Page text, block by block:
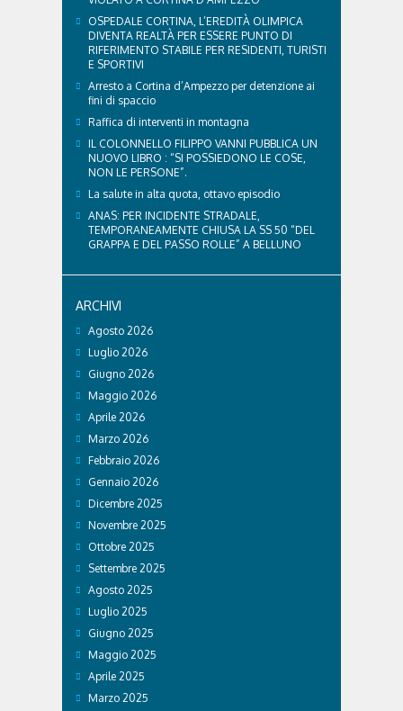
OSPEDALE CORTINA, L’EREDITÀ OLIMPICA
DIVENTA REALTÀ PER ESSERE PUNTO DI
RIFERIMENTO STABILE PER RESIDENTI, TURISTI
E SPORTIVI
Arresto a Cortina d’Ampezzo per detenzione ai
fini di spaccio
Raffica di interventi in montagna
IL COLONNELLO FILIPPO VANNI PUBBLICA UN
NUOVO LIBRO : “SI POSSIEDONO LE COSE,
NON LE PERSONE”.
La salute in alta quota, ottavo episodio
ANAS: PER INCIDENTE STRADALE,
TEMPORANEAMENTE CHIUSA LA SS 50 “DEL
GRAPPA E DEL PASSO ROLLE” A BELLUNO
ARCHIVI
Agosto 2026
Luglio 2026
Giugno 2026
Maggio 2026
Aprile 2026
Marzo 2026
Febbraio 2026
Gennaio 2026
Dicembre 2025
Novembre 2025
Ottobre 2025
Settembre 2025
Agosto 2025
Luglio 2025
Giugno 2025
Maggio 2025
Aprile 2025
Marzo 2025